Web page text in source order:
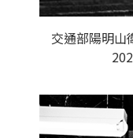
交通部陽明山